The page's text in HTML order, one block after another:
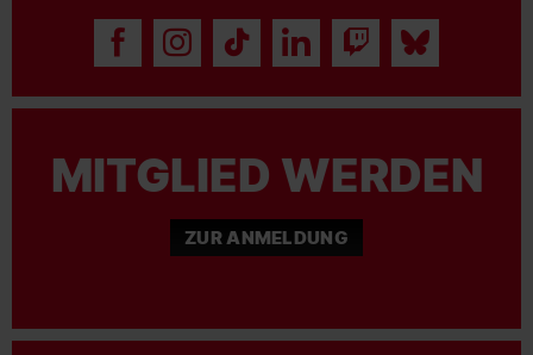
MITGLIED WERDEN
ZUR ANMELDUNG